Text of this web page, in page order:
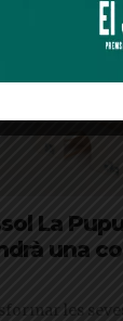
La
una
les